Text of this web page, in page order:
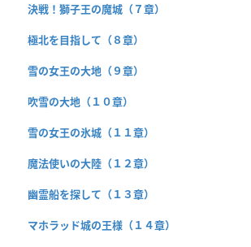
決戦！獅子王の魔城（７章）
極北を目指して（８章）
雪の女王の大地（９章）
吹雪の大地（１０章）
雪の女王の氷城（１１章）
魔法使いの大陸（１２章）
幽霊船を探して（１３章）
マホラッド城の王様（１４章）